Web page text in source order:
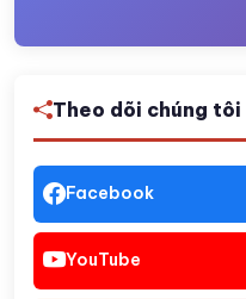
Theo dõi chúng tôi
Facebook
YouTube